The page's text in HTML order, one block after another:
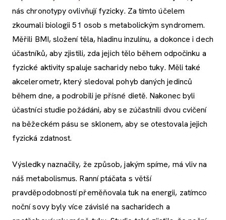
nás chronotypy ovlivňují fyzicky. Za tímto účelem
zkoumali biologii 51 osob s metabolickým syndromem.
Měřili BMI, složení těla, hladinu inzulínu, a dokonce i dech
účastníků, aby zjistili, zda jejich tělo během odpočinku a
fyzické aktivity spaluje sacharidy nebo tuky. Měli také
akcelerometr, který sledoval pohyb daných jedinců
během dne, a podrobili je přísné dietě. Nakonec byli
účastníci studie požádáni, aby se zúčastnili dvou cvičení
na běžeckém pásu se sklonem, aby se otestovala jejich
fyzická zdatnost.
Výsledky naznačily, že způsob, jakým spíme, má vliv na
náš metabolismus. Ranní ptáčata s větší
pravděpodobností přeměňovala tuk na energii, zatímco
noční sovy byly více závislé na sacharidech a